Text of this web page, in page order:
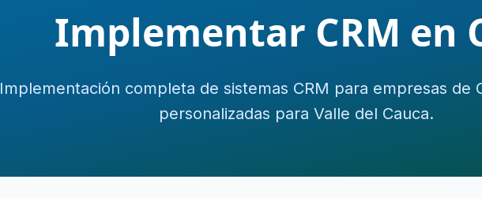
Implementar CRM en
Implementación completa de sistemas CRM para empresas de
personalizadas para Valle del Cauca.